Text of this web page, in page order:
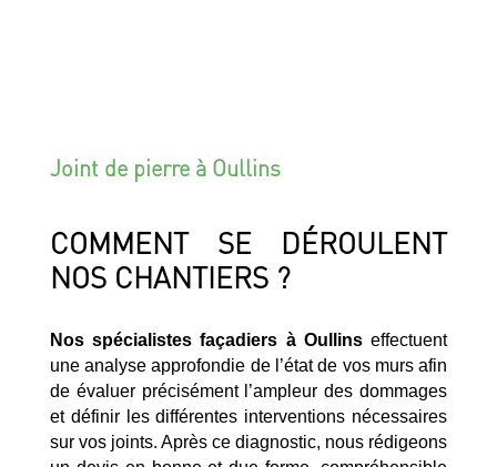
Joint de pierre à Oullins
COMMENT SE DÉROULENT
NOS CHANTIERS ?
Nos spécialistes façadiers à Oullinseffectuent
une analyse approfondie de l’état de vos murs afin
de évaluer précisément l’ampleur des dommages
et définir les différentes interventions nécessaires
sur vos joints. Après ce diagnostic, nous rédigeons